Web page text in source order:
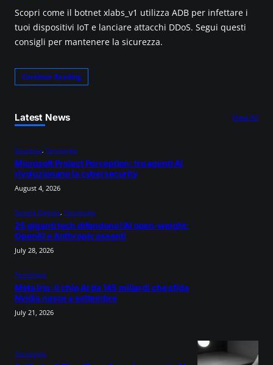
Scopri come il botnet xlabs_v1 utilizza ADB per infettare i
tuoi dispositivi IoT e lanciare attacchi DDoS. Segui questi
consigli per mantenere la sicurezza.
Continue Reading
Latest News View All
Sicurezza, Tecnologia
Microsoft Project Perception: tre agenti AI
rivoluzionano la cybersecurity
August 4, 2026
Società Digitale, Tecnologia
25 giganti tech difendono l’AI open-weight:
OpenAI e Anthropic assenti
July 28, 2026
Tecnologia
Meta Iris: il chip AI da 145 miliardi che sfida
Nvidia nasce a settembre
July 21, 2026
Tecnologia